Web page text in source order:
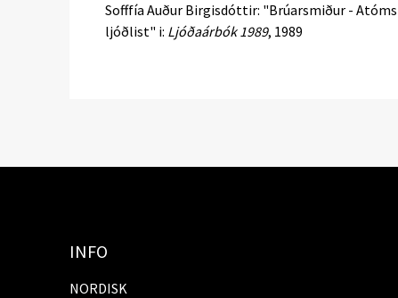
Sofffía Auður Birgisdóttir: "Brúarsmiður -
ljóðlist" i: Ljóðaárbók 1989, 1989
INFO
NORDISK